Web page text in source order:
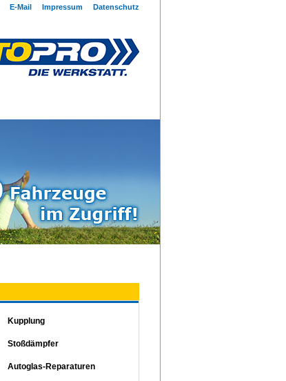
E-Mail Impressum Datenschutz
Kupplung
Stoßdämpfer
Autoglas-Reparaturen